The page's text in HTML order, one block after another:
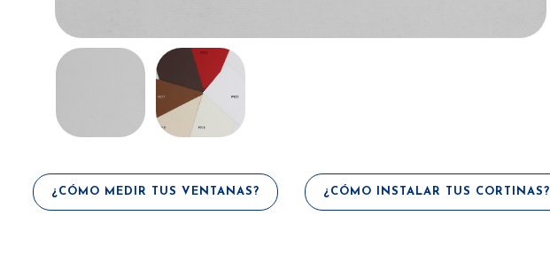
¿CÓMO MEDIR TUS VENTANAS? ¿CÓMO INSTALAR TUS CORTINAS?